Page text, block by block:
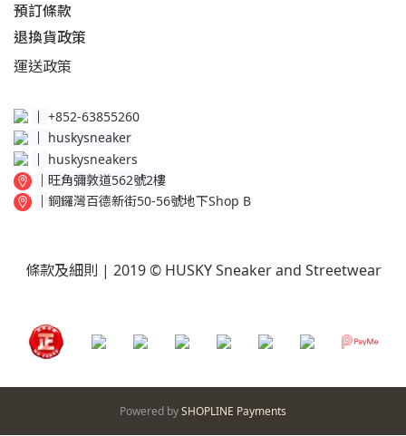
預訂條款
退換貨政策​
運送政策​
│ +852-63855260
huskysneaker
│ huskysneakers
│ 旺角彌敦道562號2樓
│ 銅鑼灣百德新街50-56號地下Shop B
條款及細則 | 2019 © HUSKY Sneaker and Streetwear
Powered bySHOPLINE Payments